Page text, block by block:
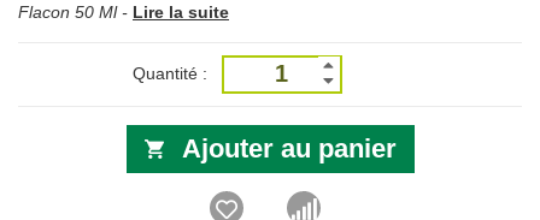
Flacon 50 Ml - Lire la suite
Quantité :
Ajouter au panier